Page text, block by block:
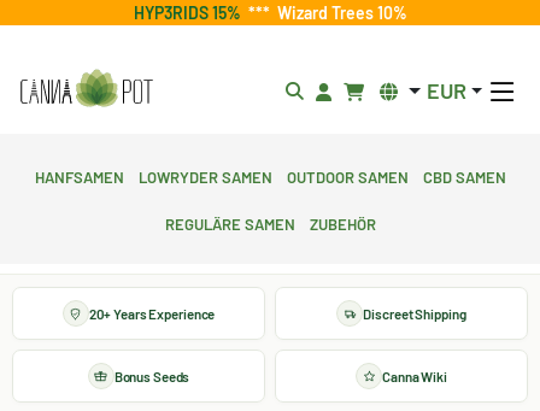
HYP3RIDS 15% *** Wizard Trees 10%
EUR
Hanfsamen Lowryder Samen Outdoor Samen CBD Samen
Reguläre Samen Zubehör
20+ Years Experience Discreet Shipping
Bonus Seeds Canna Wiki